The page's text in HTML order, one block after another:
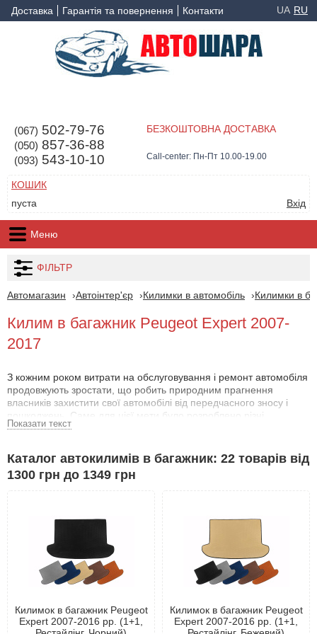
Доставка Гарантія та повернення Контакти UA RU
(067) 502-79-76
(050) 857-36-88
(093) 543-10-10
БЕЗКОШТОВНА ДОСТАВКА
Call-center: Пн-Пт 10.00-19.00
КОШИК
пуста
Вхід
Меню
ФІЛЬТР
Автомагазин Автоінтер'єр Килимки в автомобіль Килимки в
Килим в багажник Peugeot Expert 2007-
2017
З кожним роком витрати на обслуговування і ремонт автомобіля
продовжують зростати, що робить природним прагнення
власників захистити свої автомобілі від передчасного зносу і
пошкоджень. Саме для цієї мети було розроблено різні
додаткові аксесуари.
Переваги килимка в багажник Пежо Эксперт
інструменти. Для того щоб це не призводило до пошкоджень
автомобіля, варто купити килимок в багажник Пежо Эксперт
2007-2017 .
Вантаж, що транспортується, може залишити подряпини,
пошкодити оббивку і навіть спричинити іржу. Використовуючи
правильно обраний килимок для багажника Пежо Эксперт 2007-
Показати текст
Каталог автокилимів в багажник: 22 товарів від
1300 грн до 1349 грн
Килимок в багажник Peugeot
Expert 2007-2016 рр. (1+1,
Килимок в багажник Peugeot
Expert 2007-2016 рр. (1+1,